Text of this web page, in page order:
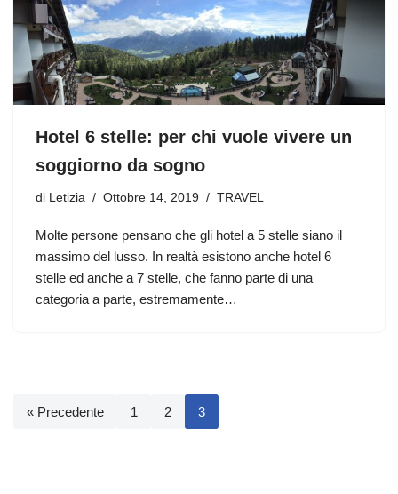
Hotel 6 stelle: per chi vuole vivere un
soggiorno da sogno
di Letizia Ottobre 14, 2019 TRAVEL
Molte persone pensano che gli hotel a 5 stelle siano il
massimo del lusso. In realtà esistono anche hotel 6
stelle ed anche a 7 stelle, che fanno parte di una
categoria a parte, estremamente…
« Precedente 1 2 3